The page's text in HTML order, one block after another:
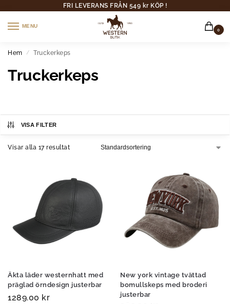
FRI LEVERANS FRÅN 549 kr KÖP !
MENU
0
Hem / Truckerkeps
Truckerkeps
VISA FILTER
Visar alla 17 resultat
Äkta läder westernhatt med
präglad örndesign justerbar
1289.00 kr
New york vintage tvättad
bomullskeps med broderi
justerbar